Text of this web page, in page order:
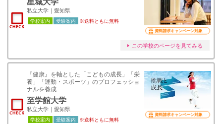
星城大学
私立大学｜愛知県
学校案内 受験案内 ※送料ともに無料
資料請求キャンペーン対象
この学校のページを見てみる
『健康』を軸とした「こどもの成長」「栄
養」「運動・スポーツ」のプロフェッショ
ナルを養成
至学館大学
私立大学｜愛知県
学校案内 受験案内 ※送料ともに無料
資料請求キャンペーン対象